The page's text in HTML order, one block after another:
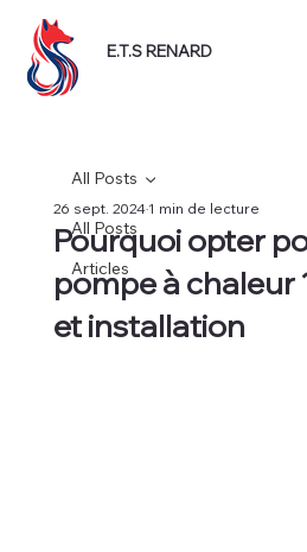
E.T.S RENARD
All Posts
Articles
All Posts
Pourquoi opter
pompe à chaleur
et installation
26 sept. 20241 min de lecture